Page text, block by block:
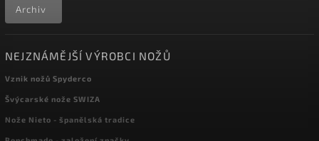
Archiv
NEJZNÁMĚJŠÍ VÝROBCI NOŽŮ
Vznik nožů Spyderco
Švýcarské nože SWIZA
Nože Nieto - španělská tradice